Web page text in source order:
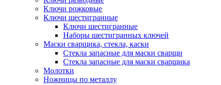
Ключи рожковые
Ключи шестигранные
Ключи шестигранные
Наборы шестигранных ключей
Маски сварщика, стекла, каски
Стекла запасные для маски сварщи
Стекла запасные для маски сварщика
Молотки
Ножницы по металлу